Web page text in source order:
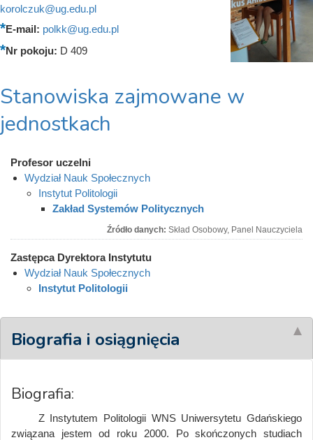
korolczuk@ug.edu.pl
E-mail: polkk@ug.edu.pl
Nr pokoju: D 409
Stanowiska zajmowane w
jednostkach
Profesor uczelni
Wydział Nauk Społecznych
Instytut Politologii
Zakład Systemów Politycznych
Źródło danych: Skład Osobowy, Panel Nauczyciela
Zastępca Dyrektora Instytutu
Wydział Nauk Społecznych
Instytut Politologii
Biografia i osiągnięcia
Biografia:
Z Instytutem Politologii WNS Uniwersytetu Gdańskiego
związana jestem od roku 2000. Po skończonych studiach